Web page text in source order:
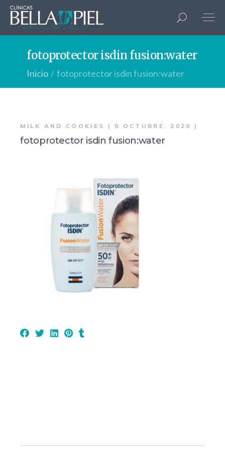
fotoprotector isdin fusion:water
Inicio fotoprotector isdin fusion:water
MILK AND COOKIES 5 OCTUBRE, 2020
fotoprotector isdin fusion:water